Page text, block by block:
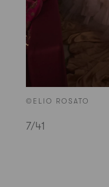
©ELIO ROSATO
7/41